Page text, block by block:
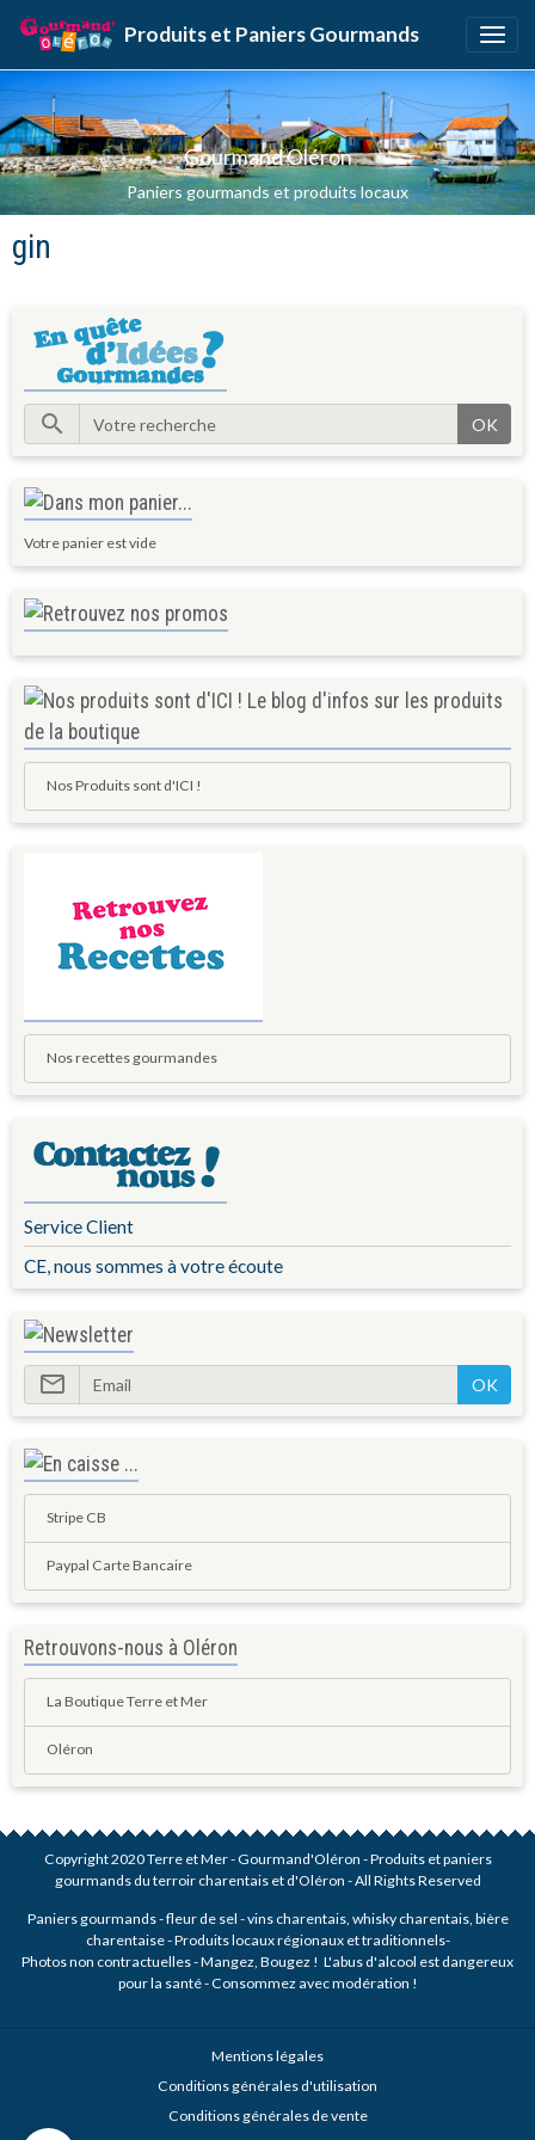
Produits et Paniers Gourmands
Gourmand Oléron
Paniers gourmands et produits locaux
gin
OK
Votre panier est vide
Nos Produits sont d'ICI !
Nos recettes gourmandes
Service Client
CE, nous sommes à votre écoute
OK
Stripe CB
Paypal Carte Bancaire
Retrouvons-nous à Oléron
La Boutique Terre et Mer
Oléron
Copyright 2020 Terre et Mer - Gourmand'Oléron - Produits et paniers
gourmands du terroir charentais et d'Oléron - All Rights Reserved
Paniers gourmands - fleur de sel - vins charentais, whisky charentais, bière
charentaise - Produits locaux régionaux et traditionnels-
Photos non contractuelles - Mangez, Bougez ! L'abus d'alcool est dangereux
pour la santé - Consommez avec modération !
Mentions légales
Conditions générales d'utilisation
Conditions générales de vente